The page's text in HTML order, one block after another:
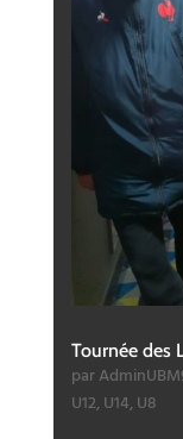
Tournée des
par
U12,U14,U8